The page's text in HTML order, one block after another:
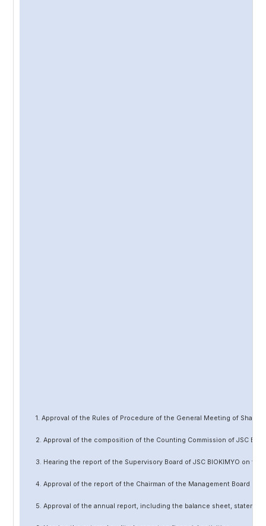
1. Approval of the Rules of Procedure of the General Meeting of
2. Approval of the composition of the Counting Commission of JSC
3. Hearing the report of the Supervisory Board of JSC BIOKIMYO on
4. Approval of the report of the Chairman of the Management Board
5. Approval of the annual report, including the balance sheet,